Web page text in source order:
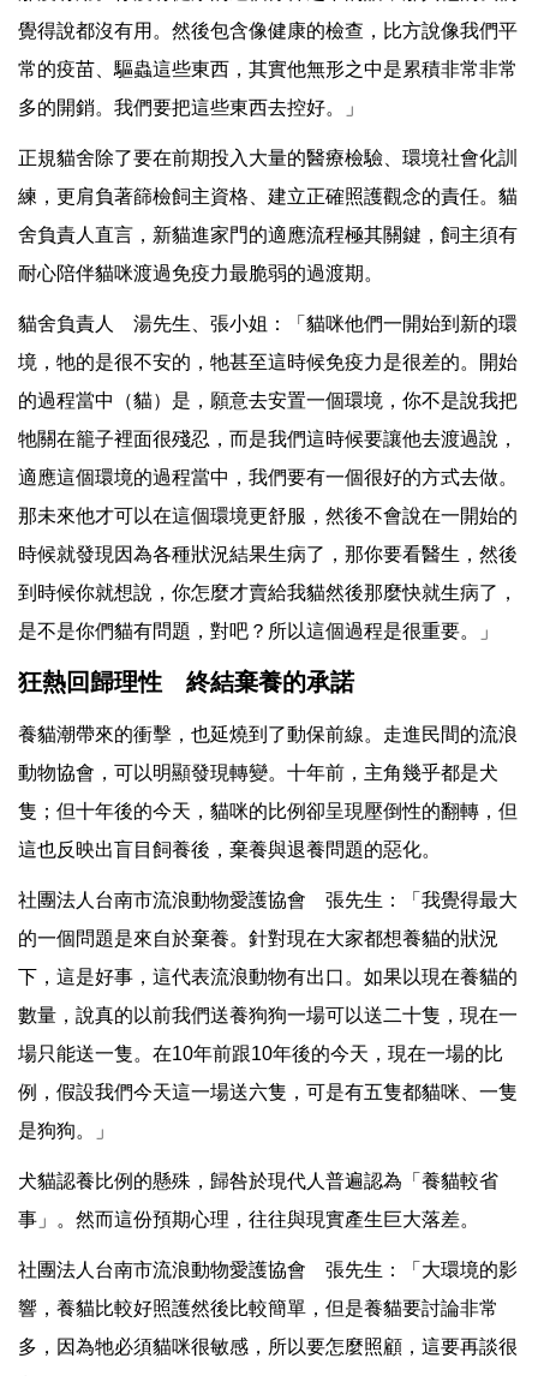
覺得說都沒有用。然後包含像健康的檢查，比方說像我們平
常的疫苗、驅蟲這些東西，其實他無形之中是累積非常非常
多的開銷。我們要把這些東西去控好。」
正規貓舍除了要在前期投入大量的醫療檢驗、環境社會化訓
練，更肩負著篩檢飼主資格、建立正確照護觀念的責任。貓
舍負責人直言，新貓進家門的適應流程極其關鍵，飼主須有
耐心陪伴貓咪渡過免疫力最脆弱的過渡期。
貓舍負責人 湯先生、張小姐：「貓咪他們一開始到新的環
境，牠的是很不安的，牠甚至這時候免疫力是很差的。開始
的過程當中（貓）是，願意去安置一個環境，你不是說我把
牠關在籠子裡面很殘忍，而是我們這時候要讓他去渡過說，
適應這個環境的過程當中，我們要有一個很好的方式去做。
那未來他才可以在這個環境更舒服，然後不會說在一開始的
時候就發現因為各種狀況結果生病了，那你要看醫生，然後
到時候你就想說，你怎麼才賣給我貓然後那麼快就生病了，
是不是你們貓有問題，對吧？所以這個過程是很重要。」
狂熱回歸理性 終結棄養的承諾
養貓潮帶來的衝擊，也延燒到了動保前線。走進民間的流浪
動物協會，可以明顯發現轉變。十年前，主角幾乎都是犬
隻；但十年後的今天，貓咪的比例卻呈現壓倒性的翻轉，但
這也反映出盲目飼養後，棄養與退養問題的惡化。
社團法人台南市流浪動物愛護協會 張先生：「我覺得最大
的一個問題是來自於棄養。針對現在大家都想養貓的狀況
下，這是好事，這代表流浪動物有出口。如果以現在養貓的
數量，說真的以前我們送養狗狗一場可以送二十隻，現在一
場只能送一隻。在10年前跟10年後的今天，現在一場的比
例，假設我們今天這一場送六隻，可是有五隻都貓咪、一隻
是狗狗。」
犬貓認養比例的懸殊，歸咎於現代人普遍認為「養貓較省
事」。然而這份預期心理，往往與現實產生巨大落差。
社團法人台南市流浪動物愛護協會 張先生：「大環境的影
響，養貓比較好照護然後比較簡單，但是養貓要討論非常
多，因為牠必須貓咪很敏感，所以要怎麼照顧，這要再談很